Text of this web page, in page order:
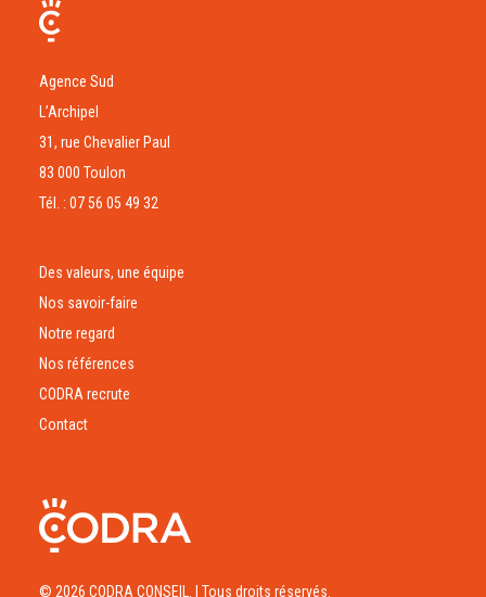
Agence Sud
L’Archipel
31, rue Chevalier Paul
83 000 Toulon
Tél. : 07 56 05 49 32
Des valeurs, une équipe
Nos savoir-faire
Notre regard
Nos références
CODRA recrute
Contact
© 2026 CODRA CONSEIL. | Tous droits réservés.